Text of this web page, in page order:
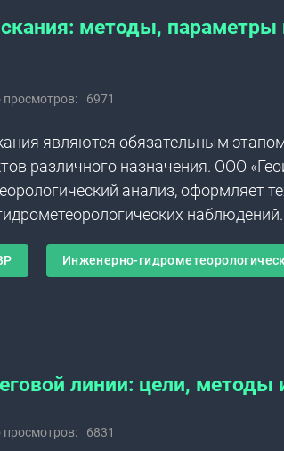
методы, параметры
просмотров: 6971
являются обязательным
различного назначения. ООО
анализ, оформляет
наблюдений.
Инженерно-
линии: цели, методы
просмотров: 6831